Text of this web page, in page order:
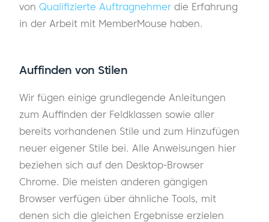
von Qualifizierte Auftragnehmer die Erfahrung
in der Arbeit mit MemberMouse haben.
Auffinden von Stilen
Wir fügen einige grundlegende Anleitungen
zum Auffinden der Feldklassen sowie aller
bereits vorhandenen Stile und zum Hinzufügen
neuer eigener Stile bei. Alle Anweisungen hier
beziehen sich auf den Desktop-Browser
Chrome. Die meisten anderen gängigen
Browser verfügen über ähnliche Tools, mit
denen sich die gleichen Ergebnisse erzielen